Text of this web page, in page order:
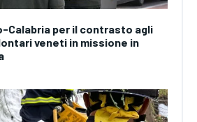
Calabria per il contrasto agli
veneti in missione in